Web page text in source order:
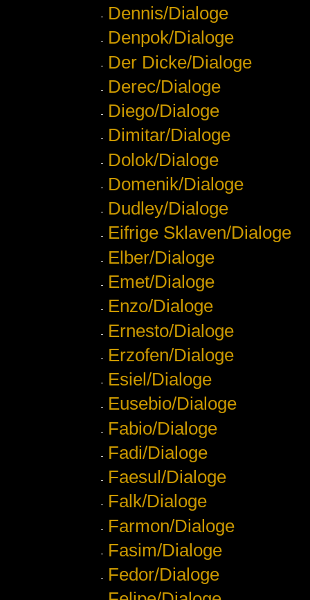
Dennis/Dialoge
Denpok/Dialoge
Der Dicke/Dialoge
Derec/Dialoge
Diego/Dialoge
Dimitar/Dialoge
Dolok/Dialoge
Domenik/Dialoge
Dudley/Dialoge
Eifrige Sklaven/Dialoge
Elber/Dialoge
Emet/Dialoge
Enzo/Dialoge
Ernesto/Dialoge
Erzofen/Dialoge
Esiel/Dialoge
Eusebio/Dialoge
Fabio/Dialoge
Fadi/Dialoge
Faesul/Dialoge
Falk/Dialoge
Farmon/Dialoge
Fasim/Dialoge
Fedor/Dialoge